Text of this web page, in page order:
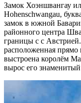
Замок Хоэншвангау
Hohenschwangau,
замок в южной
районного центра
границы с с
расположенная
выстроена королём
вырос его